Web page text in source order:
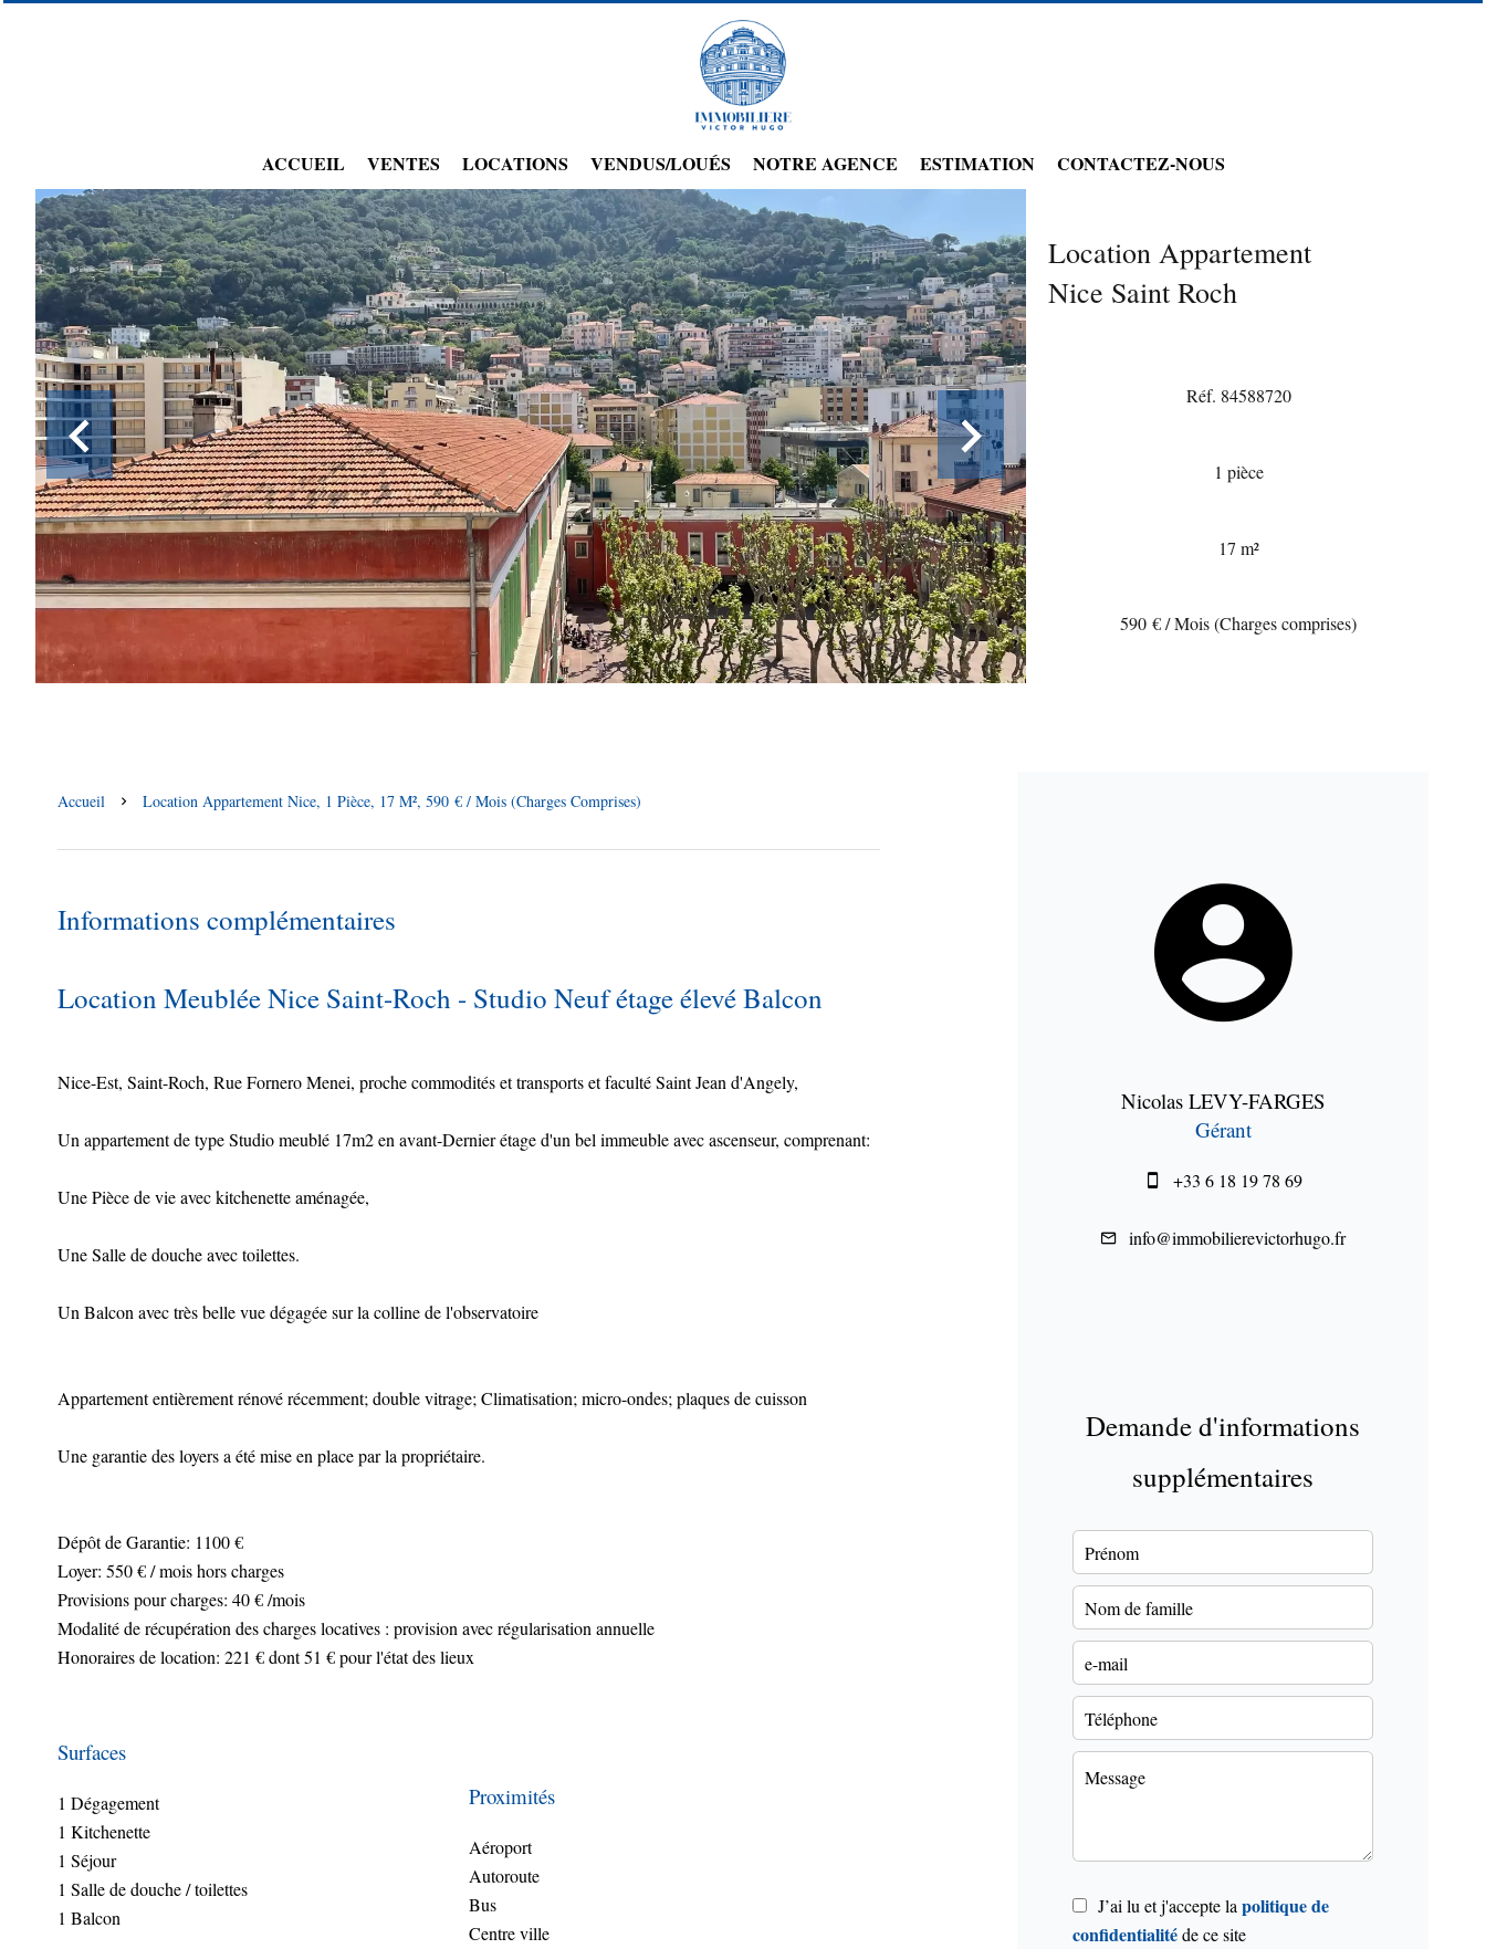
ACCUEIL VENTES LOCATIONS VENDUS/LOUÉS NOTRE AGENCE ESTIMATION CONTACTEZ-NOUS
Location Appartement
Nice Saint Roch
Réf. 84588720
1 pièce
17 m²
590 € / Mois (Charges comprises)
Accueil Location Appartement Nice, 1 Pièce, 17 M², 590 € / Mois (Charges Comprises)
Informations complémentaires
Location Meublée Nice Saint-Roch - Studio Neuf étage élevé Balcon
Nice-Est, Saint-Roch, Rue Fornero Menei, proche commodités et transports et faculté Saint Jean d'Angely,
Un appartement de type Studio meublé 17m2 en avant-Dernier étage d'un bel immeuble avec ascenseur, comprenant:
Une Pièce de vie avec kitchenette aménagée,
Une Salle de douche avec toilettes.
Un Balcon avec très belle vue dégagée sur la colline de l'observatoire
Appartement entièrement rénové récemment; double vitrage; Climatisation; micro-ondes; plaques de cuisson
Une garantie des loyers a été mise en place par la propriétaire.
Dépôt de Garantie: 1100 €
Loyer: 550 € / mois hors charges
Provisions pour charges: 40 € /mois
Modalité de récupération des charges locatives : provision avec régularisation annuelle
Honoraires de location: 221 € dont 51 € pour l'état des lieux
Surfaces
1 Dégagement
1 Kitchenette
1 Séjour
1 Salle de douche / toilettes
1 Balcon
Proximités
Aéroport
Autoroute
Bus
Centre ville
Nicolas LEVY-FARGES
Gérant
+33 6 18 19 78 69
info@immobilierevictorhugo.fr
Demande d'informations
supplémentaires
J’ai lu et j'accepte la politique de
confidentialitéde ce site